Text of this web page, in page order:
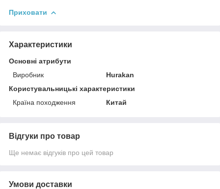
Приховати
Характеристики
Основні атрибути
Виробник
Hurakan
Користувальницькі характеристики
Країна походження
Китай
Відгуки про товар
Ще немає відгуків про цей товар
Умови доставки